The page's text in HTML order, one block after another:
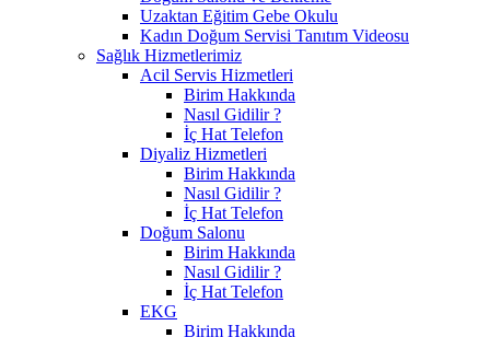
Uzaktan Eğitim Gebe Okulu
Kadın Doğum Servisi Tanıtım Videosu
Sağlık Hizmetlerimiz
Acil Servis Hizmetleri
Birim Hakkında
Nasıl Gidilir ?
İç Hat Telefon
Diyaliz Hizmetleri
Birim Hakkında
Nasıl Gidilir ?
İç Hat Telefon
Doğum Salonu
Birim Hakkında
Nasıl Gidilir ?
İç Hat Telefon
EKG
Birim Hakkında